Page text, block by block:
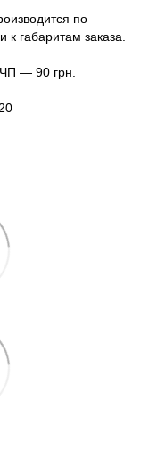
по
габаритам заказа.
— 90 грн.